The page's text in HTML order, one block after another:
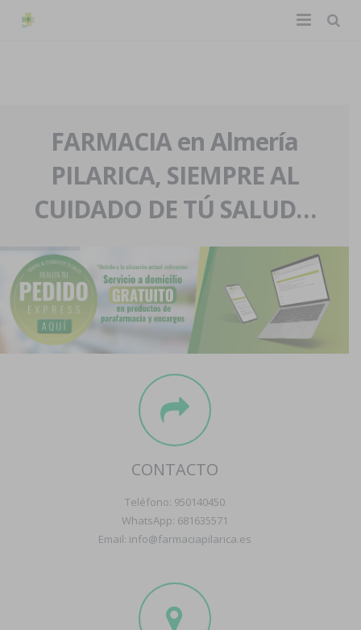
La farmacia
Nuestra historia
Nuestro equipo
Eventos
Servicios y reservas
Pedidos express
Blog
Contacto
Boletín
FARMACIA en Almería
PILARICA, SIEMPRE AL
CUIDADO DE TÚ SALUD…
CONTACTO
Teléfono: 950140450
WhatsApp: 681635571
Email: info@farmaciapilarica.es